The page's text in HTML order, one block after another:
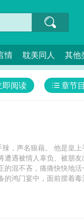
情 耽美同人 其他
章节
即阅读
，也令满朝文武谈之色